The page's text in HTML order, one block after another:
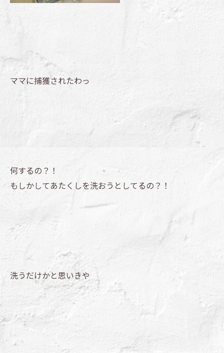
ママに捕獲されたわっ
何するの？！
もしかしてあたくしを洗おうとしてるの？！
洗うだけかと思いきや